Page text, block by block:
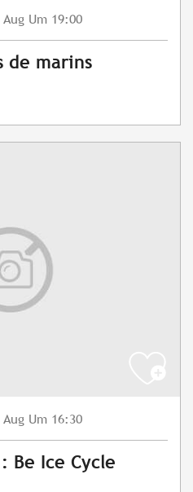
Aug Um 19:00
de marins
Aug Um 16:30
Be Ice Cycle